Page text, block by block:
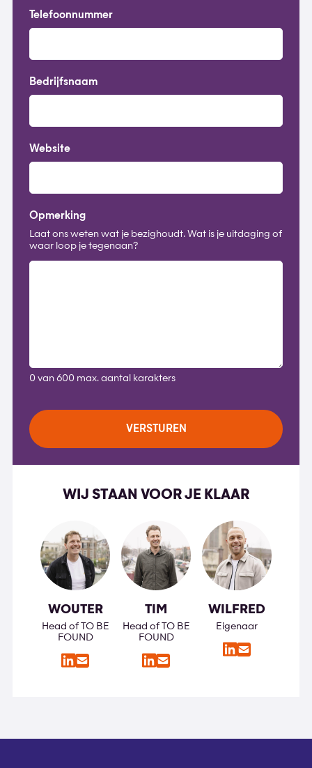
Telefoonnummer
Bedrijfsnaam
Website
Opmerking
Laat ons weten wat je bezighoudt. Wat is je uitdaging of
waar loop je tegenaan?
0 van 600 max. aantal karakters
WIJ STAAN VOOR JE KLAAR
WOUTER
Head of TO BE
FOUND
LinkedIn
TIM
Head of TO BE
FOUND
LinkedIn
WILFRED
Eigenaar
LinkedIn